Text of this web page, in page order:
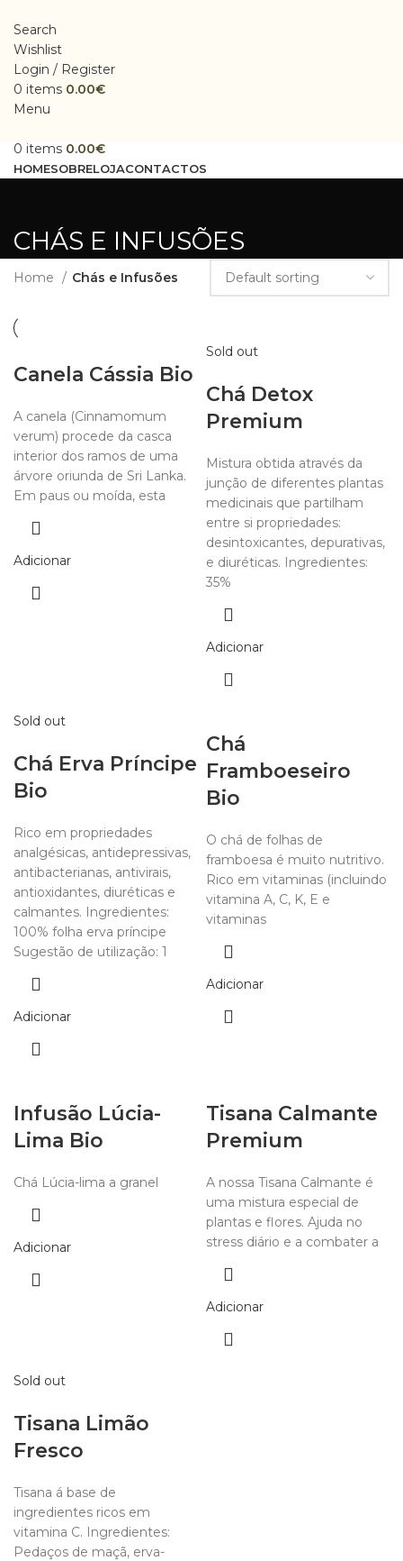
Search
Wishlist
Login / Register
0 items 0.00€
Menu
0 items 0.00€
HOMESOBRELOJACONTACTOS
CHÁS E INFUSÕES
Home Chás e Infusões
Canela Cássia Bio
A canela (Cinnamomum
verum) procede da casca
interior dos ramos de uma
árvore oriunda de Sri Lanka.
Em paus ou moída, esta
Adicionar
Sold out
Chá Detox
Premium
Mistura obtida através da
junção de diferentes plantas
medicinais que partilham
entre si propriedades:
desintoxicantes, depurativas,
e diuréticas. Ingredientes:
35%
Adicionar
Sold out
Chá Erva Príncipe
Bio
Rico em propriedades
analgésicas, antidepressivas,
antibacterianas, antivirais,
antioxidantes, diuréticas e
calmantes. Ingredientes:
100% folha erva príncipe
Sugestão de utilização: 1
Adicionar
Chá
Framboeseiro
Bio
O chá de folhas de
framboesa é muito nutritivo.
Rico em vitaminas (incluindo
vitamina A, C, K, E e
vitaminas
Adicionar
Infusão Lúcia-
Lima Bio
Chá Lúcia-lima a granel
Adicionar
Tisana Calmante
Premium
A nossa Tisana Calmante é
uma mistura especial de
plantas e flores. Ajuda no
stress diário e a combater a
Adicionar
Sold out
Tisana Limão
Fresco
Tisana á base de
ingredientes ricos em
vitamina C. Ingredientes:
Pedaços de maçã, erva-